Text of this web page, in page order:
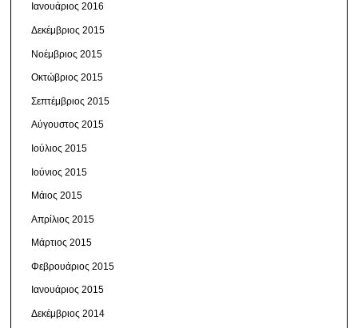
Ιανουάριος 2016
Δεκέμβριος 2015
Νοέμβριος 2015
Οκτώβριος 2015
Σεπτέμβριος 2015
Αύγουστος 2015
Ιούλιος 2015
Ιούνιος 2015
Μάιος 2015
Απρίλιος 2015
Μάρτιος 2015
Φεβρουάριος 2015
Ιανουάριος 2015
Δεκέμβριος 2014